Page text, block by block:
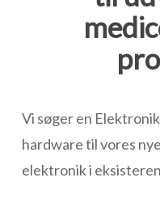
Vi søger en
hardware til vores
elektronik i